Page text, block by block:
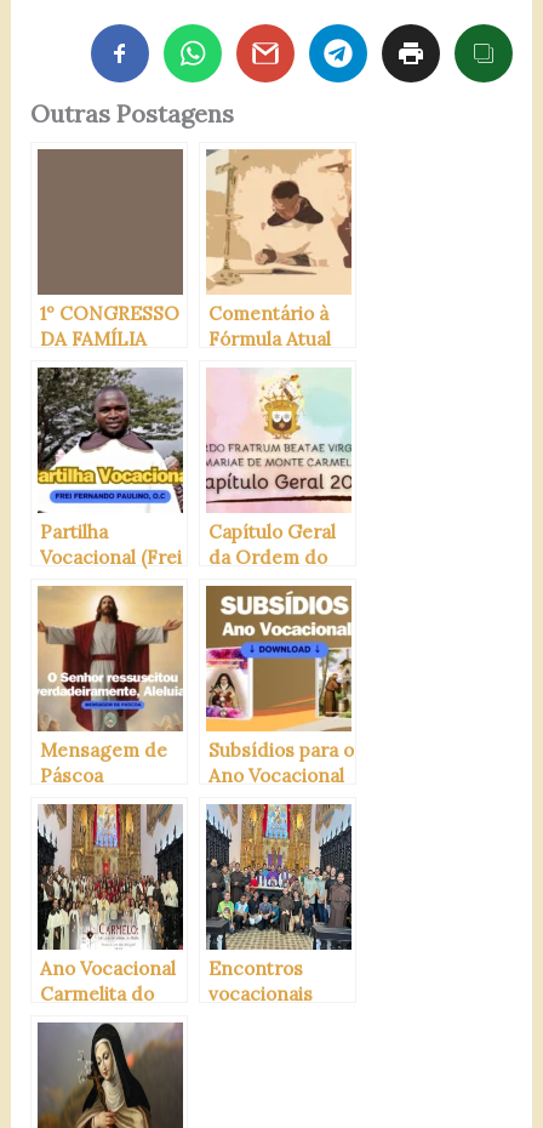
Outras Postagens
1º CONGRESSO
DA FAMÍLIA
CARMELITANA
DO BRASIL EM
APARECIDA-SP
Comentário à
Fórmula Atual
de Profissão
Solene do
Carmelo
Partilha
Vocacional (Frei
Fernando
Paulino,O.C)
Capítulo Geral
da Ordem do
Carmo 2025
Mensagem de
Páscoa
Subsídios para o
Ano Vocacional
Carmelita
Ano Vocacional
Carmelita do
Brasil
Encontros
vocacionais